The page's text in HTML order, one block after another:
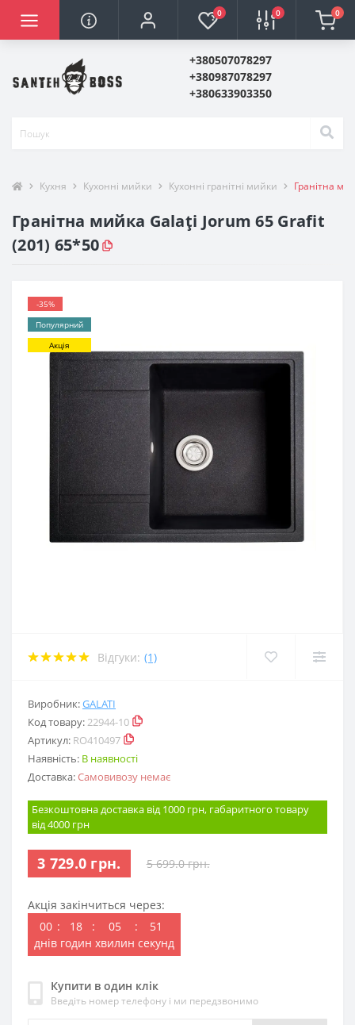
0 0 0
+380507078297
+380987078297
+380633903350
Кухня Кухонні мийки Кухонні гранітні мийки Гранітна
Гранітна мийка Galaţi Jorum 65 Grafit
(201) 65*50
-35%
Популярний
Акція
Відгуки: (1)
Виробник:GALATI
Код товару:22944-10
Артикул: RO410497
Наявність: В наявності
Доставка:Самовивозу немає
Безкоштовна доставка від 1000 грн, габаритного товару
від 4000 грн
3 729.0 грн. 5 699.0 грн.
Акція закінчиться через:
00
днів
:
18
годин
:
05
хвилин
:
51
секунд
Купити в один клік
Введіть номер телефону і ми передзвонимо